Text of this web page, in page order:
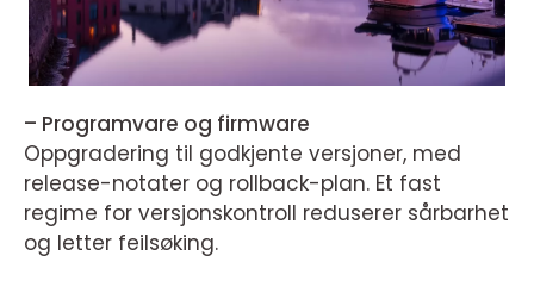
– Programvare og firmware
Oppgradering til godkjente versjoner, med
release-notater og rollback-plan. Et fast
regime for versjonskontroll reduserer sårbarhet
og letter feilsøking.